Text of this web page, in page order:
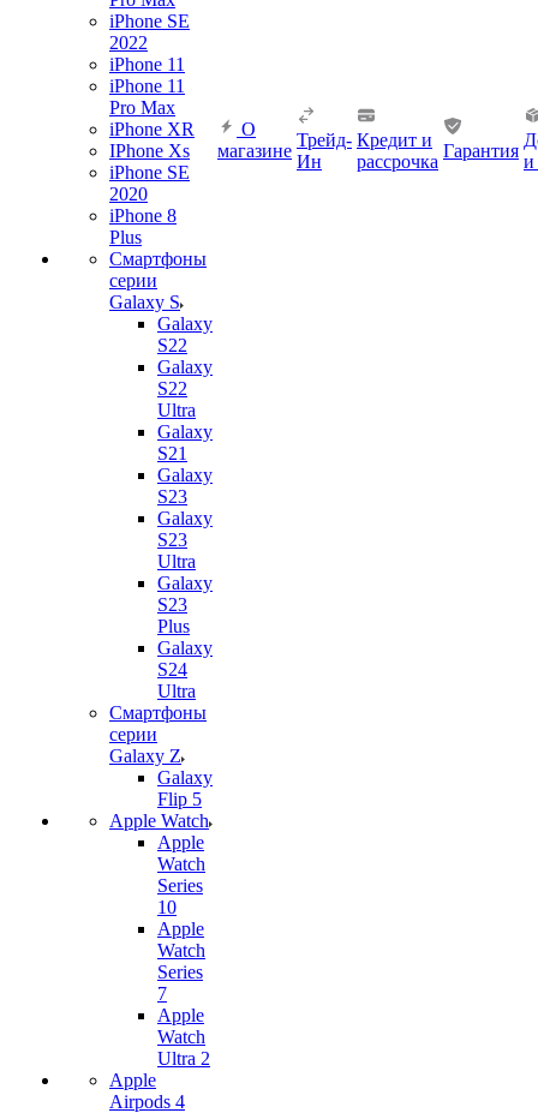
iPhone SE
2022
iPhone 11
iPhone 11
Pro Max
iPhone XR
IPhone Xs
iPhone SE
2020
iPhone 8
Plus
Смартфоны
серии
Galaxy S
Galaxy
S22
Galaxy
S22
Ultra
Galaxy
S21
Galaxy
S23
Galaxy
S23
Ultra
Galaxy
S23
Plus
Galaxy
S24
Ultra
Смартфоны
серии
Galaxy Z
Galaxy
Flip 5
Apple Watch
Apple
Watch
Series
10
Apple
Watch
Series
7
Apple
Watch
Ultra 2
Apple
Airpods 4
О
магазине
Трейд-
Ин
Кредит и
рассрочка
Гарантия
и